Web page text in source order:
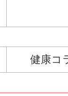
健康コ